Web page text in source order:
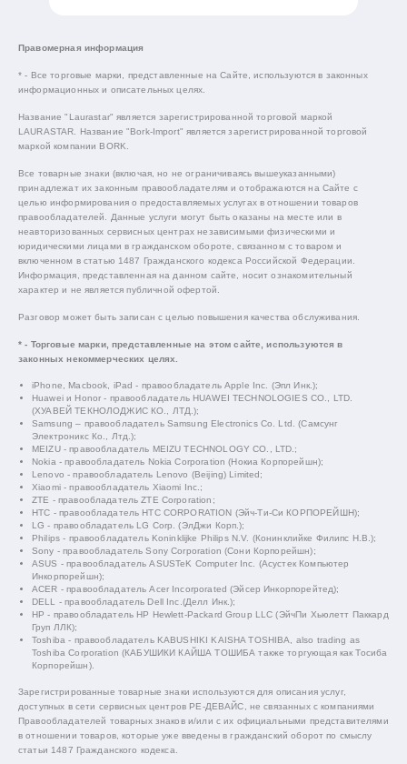
Правомерная информация
* - Все торговые марки, представленные на Сайте, используются в законных
информационных и описательных целях.
Название "Laurastar" является зарегистрированной торговой маркой
LAURASTAR. Название "Bork-Import" является зарегистрированной торговой
маркой компании BORK.
Все товарные знаки (включая, но не ограничиваясь вышеуказанными)
принадлежат их законным правообладателям и отображаются на Сайте с
целью информирования о предоставляемых услугах в отношении товаров
правообладателей. Данные услуги могут быть оказаны на месте или в
неавторизованных сервисных центрах независимыми физическими и
юридическими лицами в гражданском обороте, связанном с товаром и
включенном в статью 1487 Гражданского кодекса Российской Федерации.
Информация, представленная на данном сайте, носит ознакомительный
характер и не является публичной офертой.
Разговор может быть записан с целью повышения качества обслуживания.
* - Торговые марки, представленные на этом сайте, используются в
законных некоммерческих целях.
iPhone, Macbook, iPad - правообладатель Apple Inc. (Эпл Инк.);
Huawei и Honor - правообладатель HUAWEI TECHNOLOGIES CO., LTD.
(ХУАВЕЙ ТЕКНОЛОДЖИС КО., ЛТД.);
Samsung – правообладатель Samsung Electronics Co. Ltd. (Самсунг
Электроникс Ко., Лтд.);
MEIZU - правообладатель MEIZU TECHNOLOGY CO., LTD.;
Nokia - правообладатель Nokia Corporation (Нокиа Корпорейшн);
Lenovo - правообладатель Lenovo (Beijing) Limited;
Xiaomi - правообладатель Xiaomi Inc.;
ZTE - правообладатель ZTE Corporation;
HTC - правообладатель HTC CORPORATION (Эйч-Ти-Си КОРПОРЕЙШН);
LG - правообладатель LG Corp. (ЭлДжи Корп.);
Philips - правообладатель Koninklijke Philips N.V. (Конинклийке Филипс Н.В.);
Sony - правообладатель Sony Corporation (Сони Корпорейшн);
ASUS - правообладатель ASUSTeK Computer Inc. (Асустек Компьютер
Инкорпорейшн);
ACER - правообладатель Acer Incorporated (Эйсер Инкорпорейтед);
DELL - правообладатель Dell Inc.(Делл Инк.);
HP - правообладатель HP Hewlett-Packard Group LLC (ЭйчПи Хьюлетт Паккард
Груп ЛЛК);
Toshiba - правообладатель KABUSHIKI KAISHA TOSHIBA, also trading as
Toshiba Corporation (КАБУШИКИ КАЙША ТОШИБА также торгующая как Тосиба
Корпорейшн).
Зарегистрированные товарные знаки используются для описания услуг,
доступных в сети сервисных центров РЕ-ДЕВАЙС, не связанных с компаниями
Правообладателей товарных знаков и/или с их официальными представителями
в отношении товаров, которые уже введены в гражданский оборот по смыслу
статьи 1487 Гражданского кодекса.